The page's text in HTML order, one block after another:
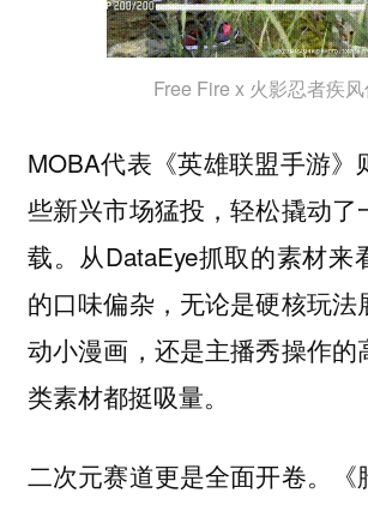
Free Fire x 火影忍者疾
MOBA代表《英雄联盟手游》
些新兴市场猛投，轻松撬动了
载。从DataEye抓取的素材来
的口味偏杂，无论是硬核玩法
动小漫画，还是主播秀操作的
类素材都挺吸量。
二次元赛道更是全面开卷。《